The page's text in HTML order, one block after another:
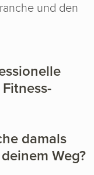
und den
damals
Weg?